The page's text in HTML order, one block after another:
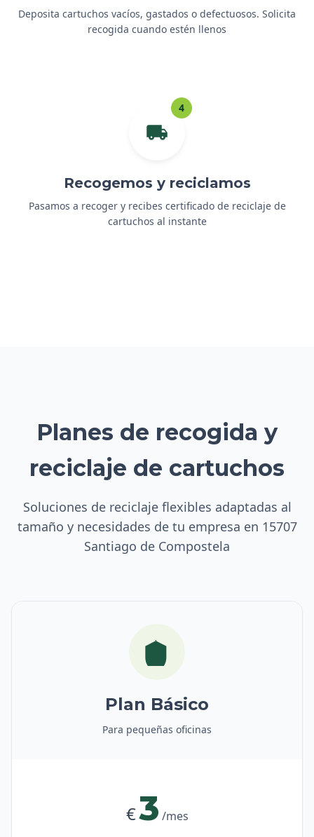
Deposita cartuchos vacíos, gastados o defectuosos. Solicita
recogida cuando estén llenos
4
Recogemos y reciclamos
Pasamos a recoger y recibes certificado de reciclaje de
cartuchos al instante
Planes de recogida y
reciclaje de cartuchos
Soluciones de reciclaje flexibles adaptadas al
tamaño y necesidades de tu empresa en 15707
Santiago de Compostela
Plan Básico
Para pequeñas oficinas
€3 /mes